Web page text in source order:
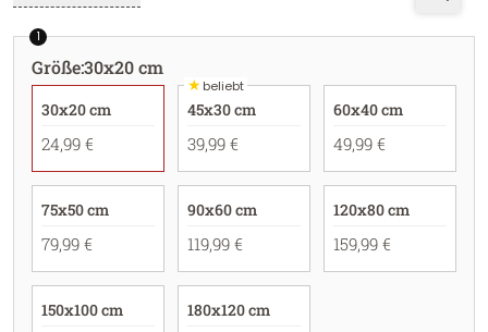
1
Größe:30x20 cm
30x20 cm
24,99 €
★beliebt
45x30 cm
39,99 €
60x40 cm
49,99 €
75x50 cm
79,99 €
90x60 cm
119,99 €
120x80 cm
159,99 €
150x100 cm 180x120 cm